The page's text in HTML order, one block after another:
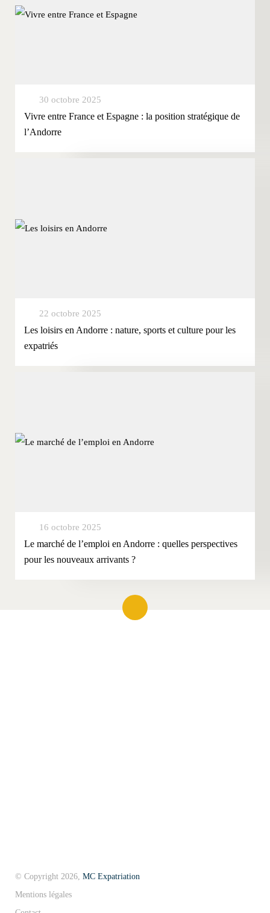
30 octobre 2025
Vivre entre France et Espagne : la position stratégique de
l’Andorre
22 octobre 2025
Les loisirs en Andorre : nature, sports et culture pour les
expatriés
16 octobre 2025
Le marché de l’emploi en Andorre : quelles perspectives
pour les nouveaux arrivants ?
© Copyright 2026, MC Expatriation
Mentions légales